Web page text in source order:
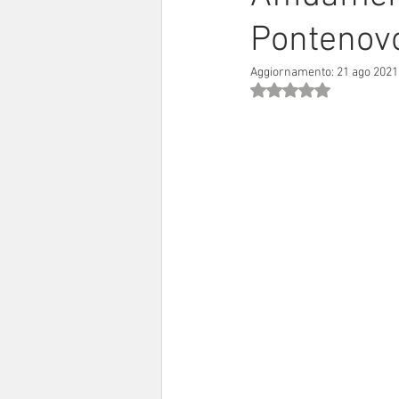
Sinodo 2021-23 Anziani e
Aggiornamento: 21 ago 2021
Valutazione NaN